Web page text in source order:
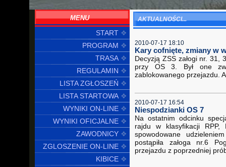
MENU
START
PROGRAM
TRASA
REGULAMIN
LISTA ZGŁOSZEŃ
LISTA STARTOWA
WYNIKI ON-LINE
WYNIKI OFICJALNE
ZAWODNICY
ZGLOSZENIE ON-LINE
KIBICE
AKTUALNOŚCI...
2010-07-17 18:10
Kary cofnięte, zmiany w
Decyzją ZSS załogi nr.
przy OS 3. Był one
zablokowanego przejazdu.
2010-07-17 16:54
Niespodzianki OS 7
Na ostatnim odcinku
rajdu w klasyfikacji RPP,
spowodowane
postąpiła załoga nr.6
przejazdu z poprzedniej